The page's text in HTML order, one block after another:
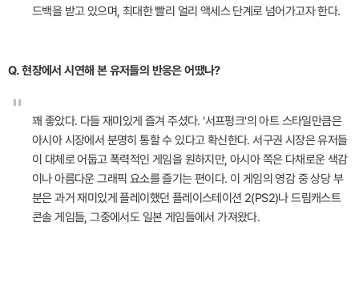
드백을 받고 있으며, 최대한 빨리 얼리 액세스 단계로 넘어가고자 한다.
Q. 현장에서 시연해 본 유저들의 반응은 어땠나?
"
꽤 좋았다. 다들 재미있게 즐겨 주셨다. '서프펑크'의 아트 스타일만큼은
아시아 시장에서 분명히 통할 수 있다고 확신한다. 서구권 시장은 유저들
이 대체로 어둡고 폭력적인 게임을 원하지만, 아시아 쪽은 다채로운 색감
이나 아름다운 그래픽 요소를 즐기는 편이다. 이 게임의 영감 중 상당 부
분은 과거 재미있게 플레이했던 플레이스테이션 2(PS2)나 드림캐스트
콘솔 게임들, 그중에서도 일본 게임들에서 가져왔다.